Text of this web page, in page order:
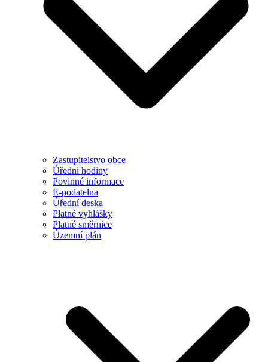
Zastupitelstvo obce
Úřední hodiny
Povinné informace
E-podatelna
Úřední deska
Platné vyhlášky
Platné směrnice
Územní plán